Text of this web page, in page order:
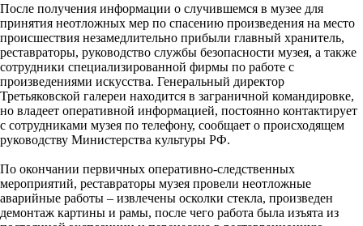
После получения информации о случившемся в музее для
принятия неотложных мер по спасению произведения на место
происшествия незамедлительно прибыли главный хранитель,
реставраторы, руководство службы безопасности музея, а также
сотрудники специализированной фирмы по работе с
произведениями искусства. Генеральный директор
Третьяковской галереи находится в заграничной командировке,
но владеет оперативной информацией, постоянно контактирует
с сотрудниками музея по телефону, сообщает о происходящем
руководству Министерства культуры РФ.
По окончании первичных оперативно-следственных
мероприятий, реставраторы музея провели неотложные
аварийные работы – извлечены осколки стекла, произведен
демонтаж картины и рамы, после чего работа была изъята из